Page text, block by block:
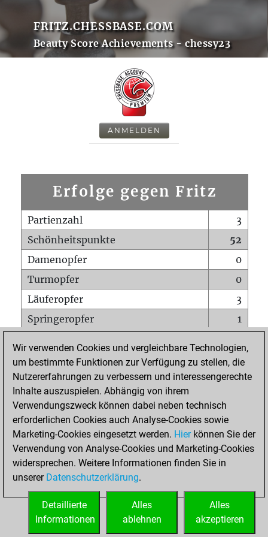
FRITZ.CHESSBASE.COM
Beauty Score Achievements - chessy23
ANMELDEN
Erfolge gegen Fritz
Partienzahl
3
Schönheitspunkte
52
Damenopfer
0
Turmopfer
0
Läuferopfer
3
Springeropfer
1
Matt auf vollem Brett
0
Bauer setzt Matt
0
Erstickte Matts
Unterverwandlungen
Türme auf der siebten
0
STARTSEITE
Wir verwenden Cookies und vergleichbare Technologien,
um bestimmte Funktionen zur Verfügung zu stellen, die
Nutzererfahrungen zu verbessern und interessengerechte
Inhalte auszuspielen. Abhängig von ihrem
Verwendungszweck können dabei neben technisch
erforderlichen Cookies auch Analyse-Cookies sowie
Marketing-Cookies eingesetzt werden. Hierkönnen Sie der
Verwendung von Analyse-Cookies und Marketing-Cookies
widersprechen. Weitere Informationen finden Sie in
unserer Datenschutzerklärung.
Alles
akzeptieren
Alles
ablehnen
Detaillierte
Informationen